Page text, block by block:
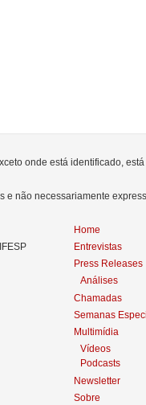
onde está identificado,
e não necessariamente
Home
Entrevistas
Press Releases
Análises
Chamadas
Semanas
Multimídia
Vídeos
Podcasts
Newsletter
Sobre